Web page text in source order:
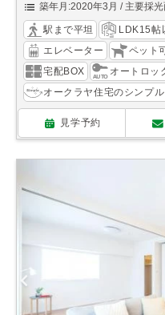
築年月:2020年3月
主要採
駅まで平坦 LDK15帖
エレベーター
ペット
宅配BOX
オートロッ
オークラヤ住宅のシンプ
見学予約